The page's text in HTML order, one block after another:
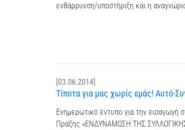
ενθάρρυνση/υποστήριξη και η
[03.06.2014]
Τίποτα για μας χωρίς εμάς! Αυτό-
Ενημερωτικό έντυπο για την εισαγωγή
Πράξης «ΕΝΔΥΝΑΜΩΣΗ ΤΗΣ